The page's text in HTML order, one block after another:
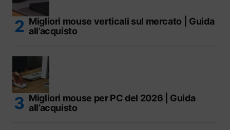
Migliori mouse verticali sul mercato | Guida
all’acquisto
Migliori mouse per PC del 2026 | Guida
all’acquisto